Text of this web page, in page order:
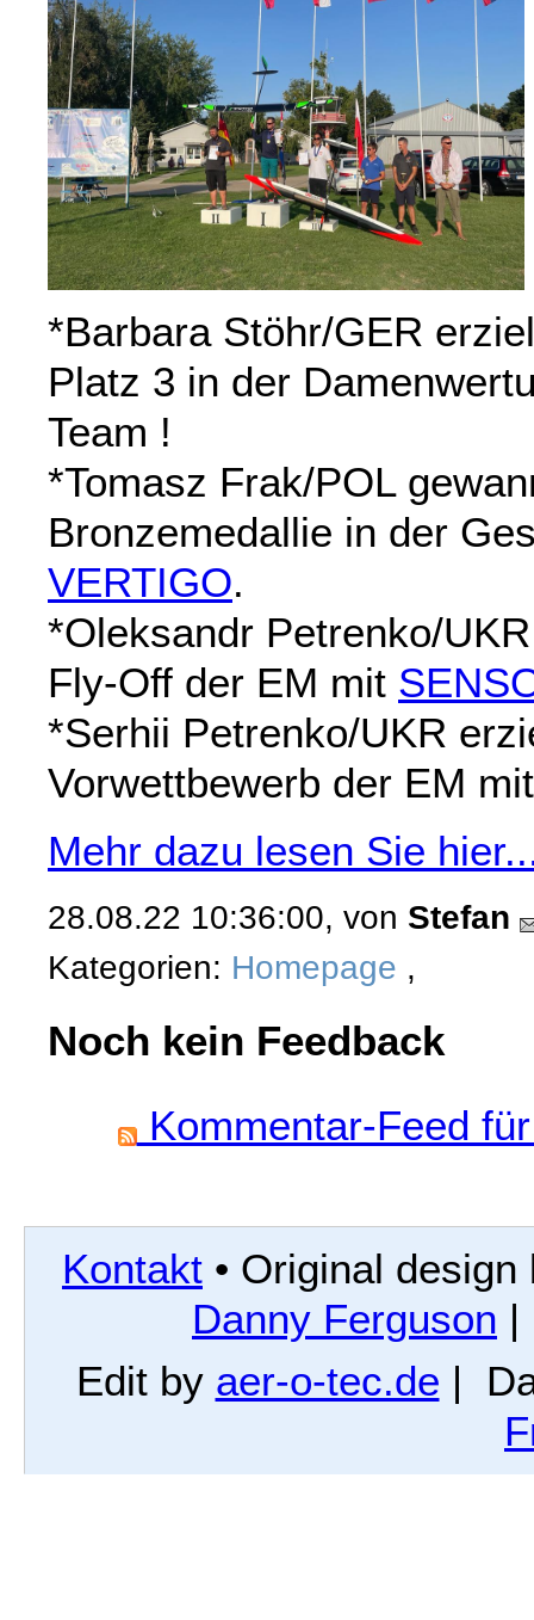
*Barbara Stöhr/GER
Platz 3 in der
Team !
*Tomasz Frak/POL
Bronzemedallie in der
VERTIGO.
*Oleksandr Petrenko/
Fly-Off der EM mit
*Serhii Petrenko/UKR
Vorwettbewerb der EM
Mehr dazu lesen Sie
28.08.22 10:36:00, von Stefan
Kategorien: Homepage ,
Noch kein Feedback
Kommentar-Feed
Kontakt • Original
Danny Ferguson |
Edit by aer-o-tec.de |